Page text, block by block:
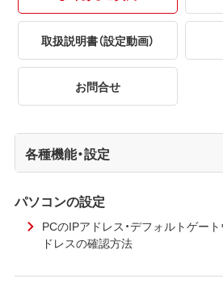
取扱説明書（設定動画）
お問合せ
各種機能・設定
パソコンの設定
PCのIPアドレス・デフォルトゲー
ドレスの確認方法